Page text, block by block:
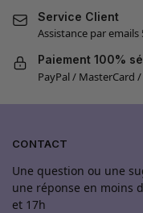
Service Client
Assistance par
Paiement 100%
PayPal / MasterCard /
CONTACT
Une question ou une
une réponse en moins
et 17h